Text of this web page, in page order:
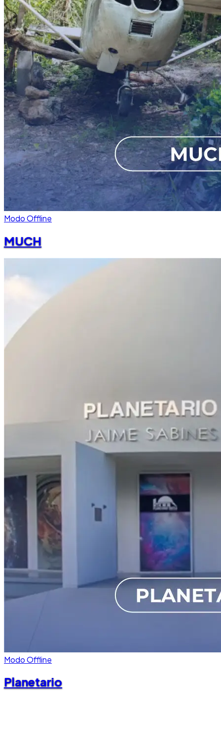
Modo Offline
MUCH
Modo Offline
Planetario